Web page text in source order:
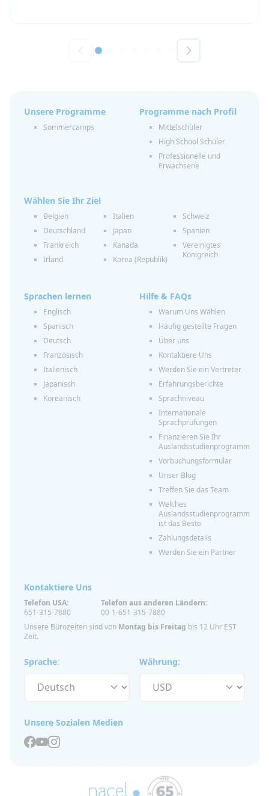
Unsere Programme
Sommercamps
Programme nach Profil
Mittelschüler
High School Schüler
Professionelle und
Erwachsene
Wählen Sie Ihr Ziel
Belgien
Deutschland
Frankreich
Irland
Italien
Japan
Kanada
Korea (Republik)
Schweiz
Spanien
Vereinigtes
Königreich
Sprachen lernen
Englisch
Spanisch
Deutsch
Französisch
Italienisch
Japanisch
Koreanisch
Hilfe & FAQs
Warum Uns Wählen
Häufig gestellte Fragen
Über uns
Kontaktiere Uns
Werden Sie ein Vertreter
Erfahrungsberichte
Sprachniveau
Internationale
Sprachprüfungen
Finanzieren Sie Ihr
Auslandsstudienprogramm
Vorbuchungsformular
Unser Blog
Treffen Sie das Team
Welches
Auslandsstudienprogramm
ist das Beste
Zahlungsdetails
Werden Sie ein Partner
Sprache: Währung:
Kontaktiere Uns
Telefon USA:
651-315-7880
Telefon aus anderen Ländern:
00-1-651-315-7880
Unsere Bürozeiten sind von Montag bis Freitag bis 12 Uhr EST
Zeit.
Unsere Sozialen Medien